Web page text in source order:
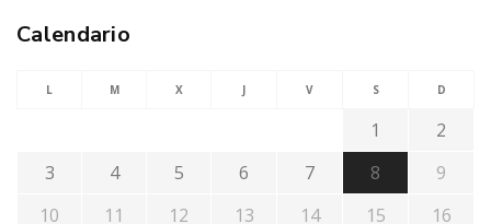
Calendario
L M X J V S D
1
2
3
4 5 6 7 8
9
10
11 12 13 14 15
16